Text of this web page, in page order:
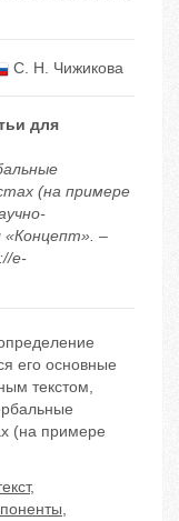
С. Н. Чижикова
для
(на примере
«Концепт». –
e-
его основные
текстом,
(на примере
,
,